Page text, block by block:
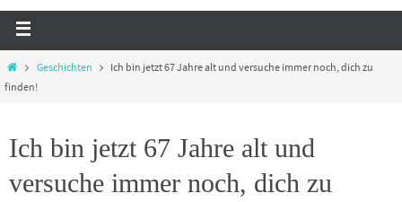
Geschichten
Ich bin jetzt 67 Jahre alt und versuche immer noch, dich zu
finden!
Ich bin jetzt 67 Jahre alt und
versuche immer noch, dich zu